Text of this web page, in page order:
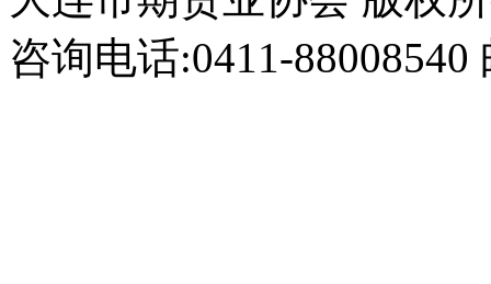
咨询电话:0411-88008540